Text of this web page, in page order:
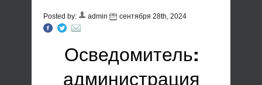
Posted by: admin сентября 28th, 2024
Осведомитель:
администрация